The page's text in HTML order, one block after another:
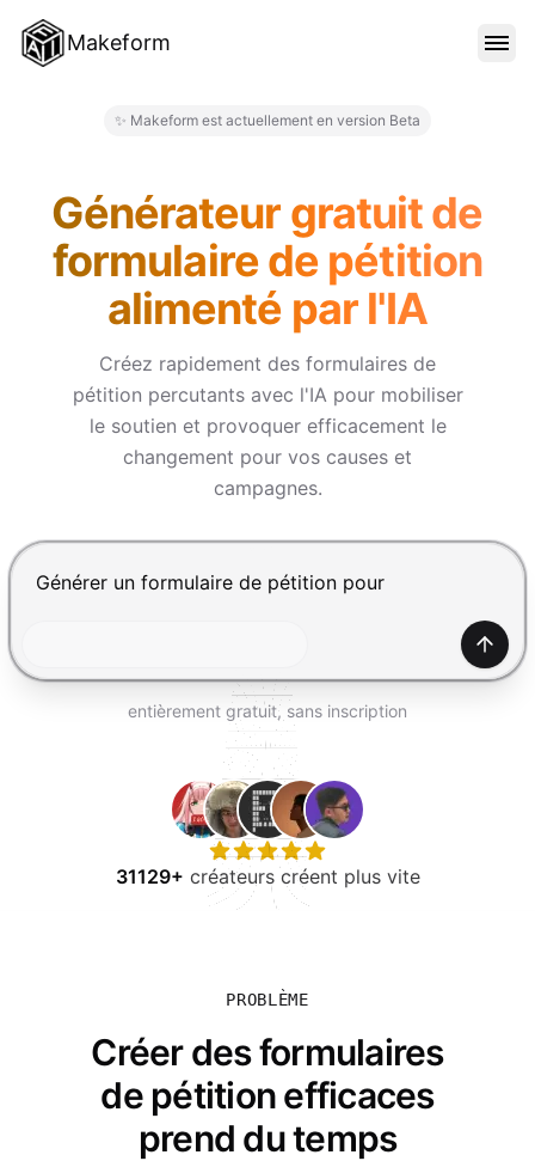
Makeform
BLOG
TARIFS
SE CONNECTER
ESSAYER GRATUITEMENT
✨ Makeform est actuellement en version Beta
Générateur gratuit de
formulaire de pétition
alimenté par l'IA
Créez rapidement des formulaires de
pétition percutants avec l'IA pour mobiliser
le soutien et provoquer efficacement le
changement pour vos causes et
campagnes.
Appuyez sur Entrée pour envoyer, Maj+Entrée pour
entièrement gratuit, sans inscription
31129+ créateurs créent plus vite
PROBLÈME
Créer des formulaires
de pétition efficaces
prend du temps